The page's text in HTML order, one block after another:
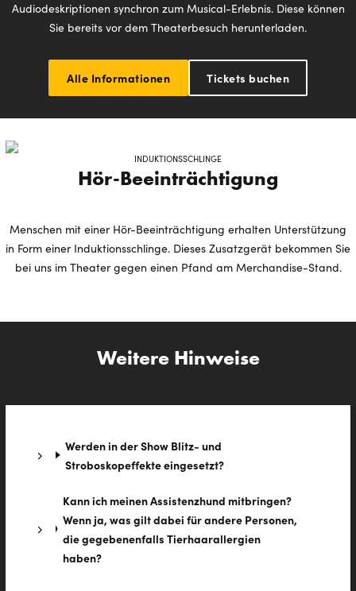
Audiodeskriptionen synchron zum Musical-Erlebnis. Diese können
Sie bereits vor dem Theaterbesuch herunterladen.
Alle Informationen Tickets buchen
INDUKTIONSSCHLINGE
Hör-Beeinträchtigung
Menschen mit einer Hör-Beeinträchtigung erhalten Unterstützung
in Form einer Induktionsschlinge. Dieses Zusatzgerät bekommen Sie
bei uns im Theater gegen einen Pfand am Merchandise-Stand.
Weitere Hinweise
Werden in der Show Blitz- und
Stroboskopeffekte eingesetzt?
Kann ich meinen Assistenzhund mitbringen?
Wenn ja, was gilt dabei für andere Personen,
die gegebenenfalls Tierhaarallergien
haben?